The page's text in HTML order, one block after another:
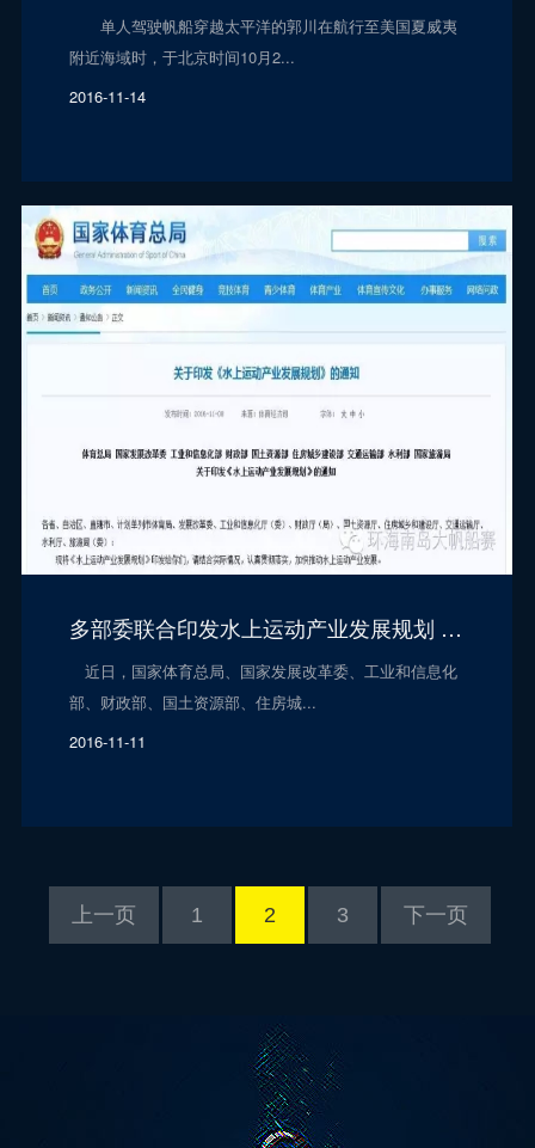
单人驾驶帆船穿越太平洋的郭川在航行至美国夏威夷
附近海域时，于北京时间10月2...
2016-11-14
多部委联合印发水上运动产业发展规划 海帆赛列“一项一品”迎重大机遇
近日，国家体育总局、国家发展改革委、工业和信息化
部、财政部、国土资源部、住房城...
2016-11-11
上一页 1 2 3 下一页